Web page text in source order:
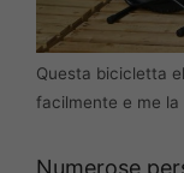
Questa bicicletta
facilmente e me la
Numerose